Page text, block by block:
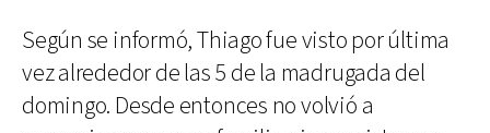
Según se informó, Thiago fue visto por última
vez alrededor de las 5 de la madrugada del
domingo. Desde entonces no volvió a